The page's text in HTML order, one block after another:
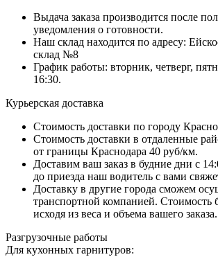
Выдача заказа производится после
уведомления о готовности.
Наш склад находится по адресу:
склад №8
График работы: вторник, четверг,
16:30.
Курьерская доставка
Стоимость доставки по городу
Стоимость доставки в отдаленные
от границы Краснодара 40 руб/км.
Доставим ваш заказ в будние дни с
до приезда наш водитель с вами
Доставку в другие города сможем
транспортной компанией. Стоимость
исходя из веса и объема вашего заказа.
Разгрузочные работы
Для кухонных гарнитуров: